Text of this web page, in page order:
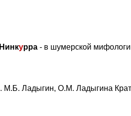
Нинкурра - в шумерской
М.Б. Ладыгин, О.М. Ладыгина